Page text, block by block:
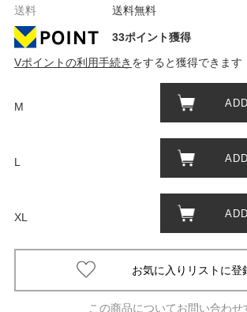
送料
送料無料
33ポイント獲得
Vポイントの利用手続き をすると獲得できます
M
L
XL
この商品についてお問い合わせ